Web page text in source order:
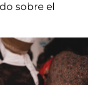
sobre el